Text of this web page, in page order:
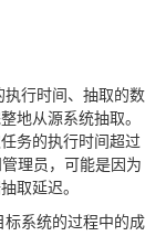
执行时间、抽取的数
地从源系统抽取。
务的执行时间超过
理员，可能是因为
取延迟。
标系统的过程中的成